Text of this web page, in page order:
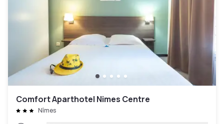
Comfort Aparthotel Nimes Centre
Nîmes